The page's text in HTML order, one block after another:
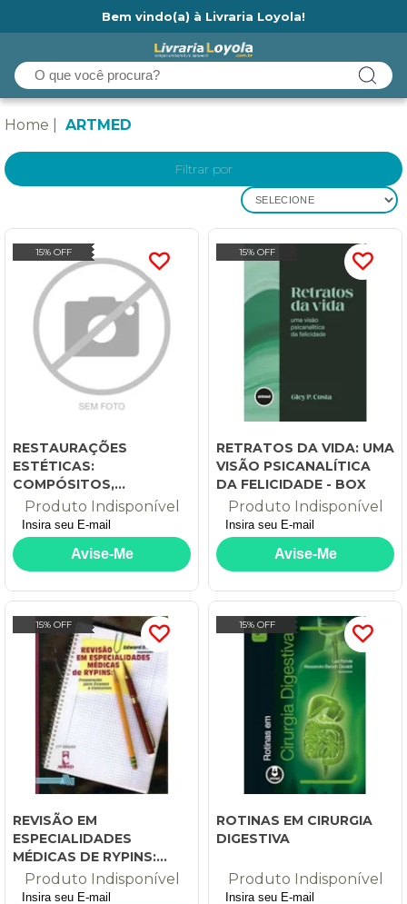
Bem vindo(a) à Livraria Loyola!
Home ARTMED
Filtrar por
SELECIONE
15% OFF
RESTAURAÇÕES
ESTÉTICAS:
COMPÓSITOS,
CERÂMICAS E IMPLANTES
Produto Indisponível
15% OFF
RETRATOS DA VIDA: UMA
VISÃO PSICANALÍTICA
DA FELICIDADE - BOX
Produto Indisponível
15% OFF
REVISÃO EM
ESPECIALIDADES
MÉDICAS DE RYPINS:
PREPARAÇÃO PARA
EXAMES E CONCURSOS
Produto Indisponível
15% OFF
ROTINAS EM CIRURGIA
DIGESTIVA
Produto Indisponível